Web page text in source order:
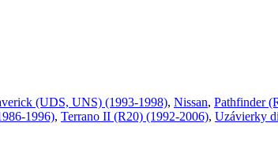
(UDS, UNS) (1993-1998), Nissan, Pathfinder
1996), Terrano II (R20) (1992-2006), Uzávierky